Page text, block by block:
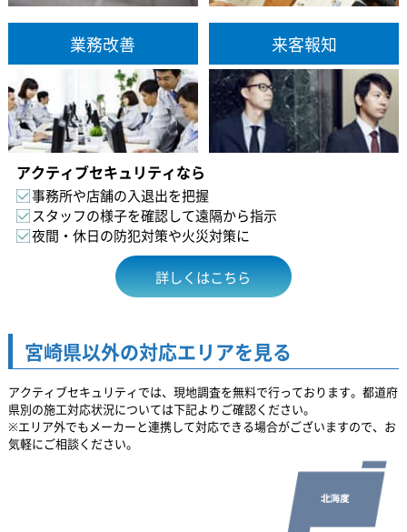
業務改善 来客報知
アクティブセキュリティなら
事務所や店舗の入退出を把握
スタッフの様子を確認して遠隔から指示
夜間・休日の防犯対策や火災対策に
詳しくはこちら
宮崎県以外の対応エリアを見る
アクティブセキュリティでは、現地調査を無料で行っております。都道府
県別の施工対応状況については下記よりご確認ください。
※エリア外でもメーカーと連携して対応できる場合がございますので、お
気軽にご相談ください。